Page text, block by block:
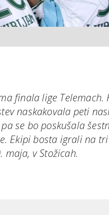
finala lige Telemach.
naskakovala peti
se bo poskušala
Ekipi bosta igrali na tri
maja, v Stožicah.